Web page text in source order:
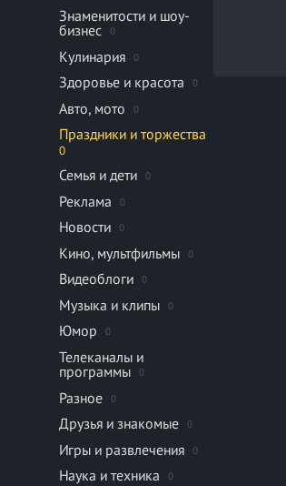
Знаменитости и шоу-
бизнес
0
Кулинария 0
Здоровье и красота 0
Авто, мото 0
Праздники и торжества
0
Семья и дети 0
Реклама 0
Новости 0
Кино, мультфильмы 0
Видеоблоги 0
Музыка и клипы 0
Юмор 0
Телеканалы и
программы
0
Разное 0
Друзья и знакомые 0
Игры и развлечения 0
Наука и техника 0